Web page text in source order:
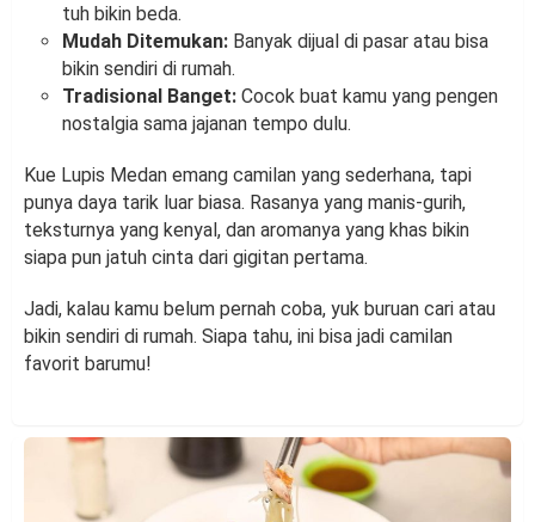
tuh bikin beda.
Mudah Ditemukan: Banyak dijual di pasar atau bisa
bikin sendiri di rumah.
Tradisional Banget: Cocok buat kamu yang pengen
nostalgia sama jajanan tempo dulu.
Kue Lupis Medan emang camilan yang sederhana, tapi
punya daya tarik luar biasa. Rasanya yang manis-gurih,
teksturnya yang kenyal, dan aromanya yang khas bikin
siapa pun jatuh cinta dari gigitan pertama.
Jadi, kalau kamu belum pernah coba, yuk buruan cari atau
bikin sendiri di rumah. Siapa tahu, ini bisa jadi camilan
favorit barumu!